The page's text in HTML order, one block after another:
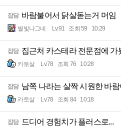
잡담 바람불어서 닭살돋는거 머임
별빛나그네 Lv.91 조회 59 10:29
잡담 집근처 카스테라 전문점에 가
카토살 Lv.78 조회 76 10:28
잡담 남쪽 나라는 살짝 시원한 바
카토살 Lv.78 조회 84 10:18
잡담 드디어 경험치가 플러스로...